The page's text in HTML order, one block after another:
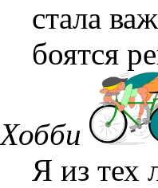
стала
боятся
Хобби
Я из тех